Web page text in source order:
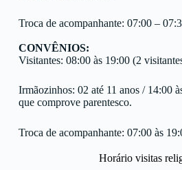
Troca de acompanhante: 07:00 –
CONVÊNIOS:
Visitantes: 08:00 às 19:00 (2
Irmãozinhos: 02 até 11 anos / 14:00
que comprove parentesco.
Troca de acompanhante: 07:00 às
Horário visitas